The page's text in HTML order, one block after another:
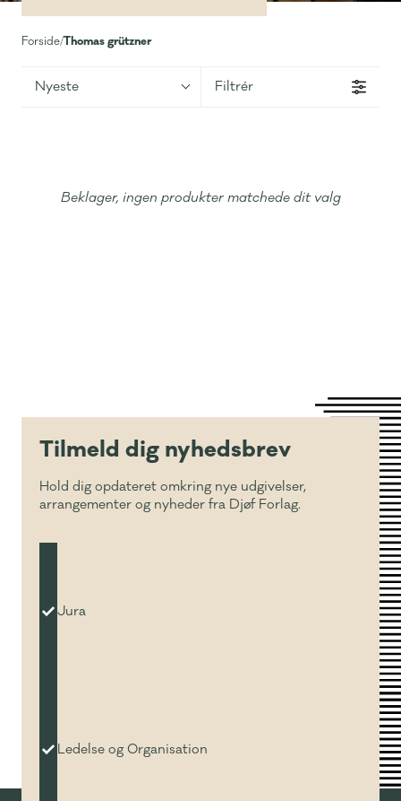
Forside/Thomas grützner
Nyeste Filtrér
Beklager, ingen produkter matchede dit valg
Tilmeld dig nyhedsbrev
Hold dig opdateret omkring nye udgivelser,
arrangementer og nyheder fra Djøf Forlag.
Jura
Ledelse og Organisation